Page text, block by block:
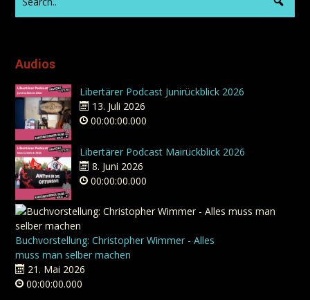
Audios
Libertärer Podcast Junirückblick 2026
13. Juli 2026
00:00:00.000
Libertärer Podcast Mairückblick 2026
8. Juni 2026
00:00:00.000
Buchvorstellung: Christopher Wimmer - Alles
muss man selber machen
21. Mai 2026
00:00:00.000